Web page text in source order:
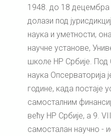
1948. до 18 децембра
долази под
наука и уметности,
научне установе,
школе НР Србије.
наука Опсерваторија
године, када постаје
самосталним
већу НР Србије, а 9.
самосталан научно -